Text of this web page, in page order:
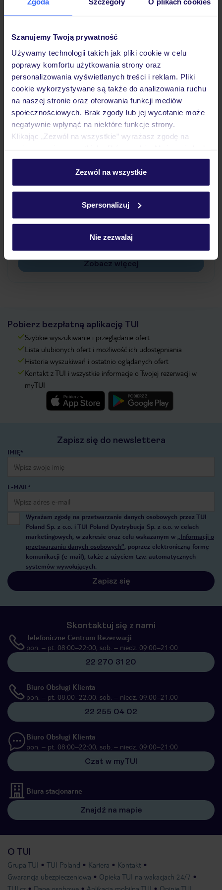
Szanujemy Twoją prywatność
Używamy technologii takich jak pliki cookie w celu
poprawy komfortu użytkowania strony oraz
personalizowania wyświetlanych treści i reklam. Pliki
cookie wykorzystywane są także do analizowania ruchu
na naszej stronie oraz oferowania funkcji mediów
społecznościowych. Brak zgody lub jej wycofanie może
negatywnie wpłynąć na niektóre funkcje strony.
Klikając „Zezwól na wszystkie” wyrażasz zgodę na
personalizować swój wybór wchodząc w zakładkę
Szczegółowe informacje o plikach cookie znajdziesz
Zezwól na wszystkie
Spersonalizuj
Nie zezwalaj
Hotel
Pokoje
Wyżywienie
Atrakcje
Jak zmienić uczestników/osobę zgłaszającą?
Czy w Hotelu będzie przedstawiciel TUI?
Na jakiej podstawie i gdzie otrzymam karty
Zobacz więcej
Pobierz bezpłatną aplikację TUI
Szybkie wyszukiwanie i przeglądanie ofert
Lista ulubionych ofert i możliwość ich udostępniania
Historia wyszukiwań i ostatnio oglądanych ofert
Kontakt z TUI i wszystkie informacje o Twojej rezerwacji w
myTUI
Zapisz się do newslettera
IMIĘ*
E-MAIL*
Wyrażam zgodę na przetwarzanie danych osobowych przez TUI
Poland Sp. z o.o. i TUI Poland Dystrybucja Sp. z o.o. w celach
marketingowych, w zakresie oraz celu wskazanym w „Informacji o
przetwarzaniu danych osobowych”, poprzez elektroniczną formę
komunikacji (e-mail), także z użyciem tzw. automatycznych
systemów wywołujących.
Zapisz się
Skontaktuj się z nami
Telefoniczne Centrum Rezerwacji
pon. – pt. 08:00–22:00, sob. – niedz. 09:00–21:00
22 270 31 20
Biuro Obsługi Klienta
pon. – pt. 08:00–22:00, sob. – niedz. 09:00–21:00
22 255 04 02
Biuro Obsługi Klienta
pon. – pt. 08:00–22:00, sob. – niedz. 09:00–21:00
Czat w myTUI
Biura stacjonarne
Znajdź na mapie
O TUI
Grupa TUI TUI Poland Kariera
Kontakt
Gwarancja ubezpieczeniowa
Opieka TUI na wakacjach 24/7